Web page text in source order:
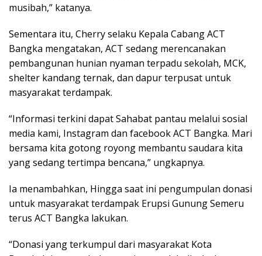
musibah,” katanya.
Sementara itu, Cherry selaku Kepala Cabang ACT
Bangka mengatakan, ACT sedang merencanakan
pembangunan hunian nyaman terpadu sekolah, MCK,
shelter kandang ternak, dan dapur terpusat untuk
masyarakat terdampak.
“Informasi terkini dapat Sahabat pantau melalui sosial
media kami, Instagram dan facebook ACT Bangka. Mari
bersama kita gotong royong membantu saudara kita
yang sedang tertimpa bencana,” ungkapnya.
Ia menambahkan, Hingga saat ini pengumpulan donasi
untuk masyarakat terdampak Erupsi Gunung Semeru
terus ACT Bangka lakukan.
“Donasi yang terkumpul dari masyarakat Kota